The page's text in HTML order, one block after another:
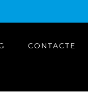
CONTACTE